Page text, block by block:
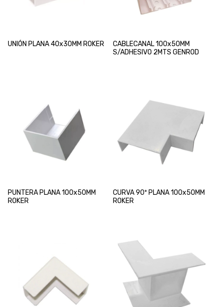
UNIÓN PLANA 40x30MM ROKER
CABLECANAL 100x50MM
S/ADHESIVO 2MTS GENROD
PUNTERA PLANA 100x50MM
ROKER
CURVA 90º PLANA 100x50MM
ROKER